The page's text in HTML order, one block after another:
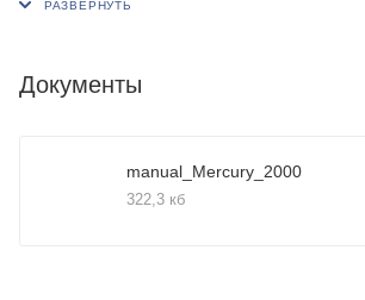
42 л/мин при давлении 245 КПа
Документы
manual_Mercury_2000
322,3 кб